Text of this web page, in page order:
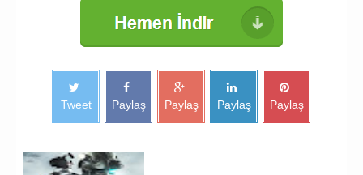
Tweet Paylaş Paylaş Paylaş Paylaş